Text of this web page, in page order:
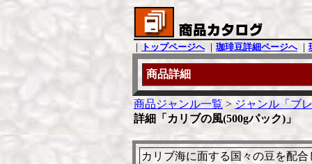
｜ トップページへ｜ 珈琲豆詳細ページへ｜
商品詳細
商品ジャンル一覧 >ジャンル「ブ
詳細「カリブの風(500gパック)」
カリブ海に面する国々の豆を配